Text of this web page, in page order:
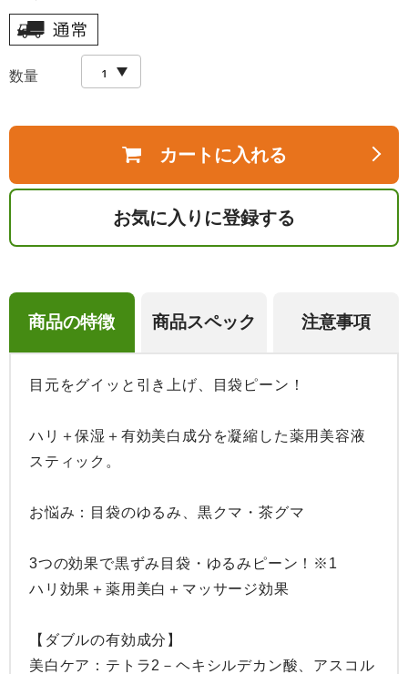
数量
カートに入れる
お気に入りに登録する
商品の特徴 商品スペック 注意事項
目元をグイッと引き上げ、目袋ピーン！
ハリ＋保湿＋有効美白成分を凝縮した薬用美容液
スティック。
お悩み：目袋のゆるみ、黒クマ・茶グマ
3つの効果で黒ずみ目袋・ゆるみピーン！※1
ハリ効果＋薬用美白＋マッサージ効果
【ダブルの有効成分】
美白ケア：テトラ2－ヘキシルデカン酸、アスコル